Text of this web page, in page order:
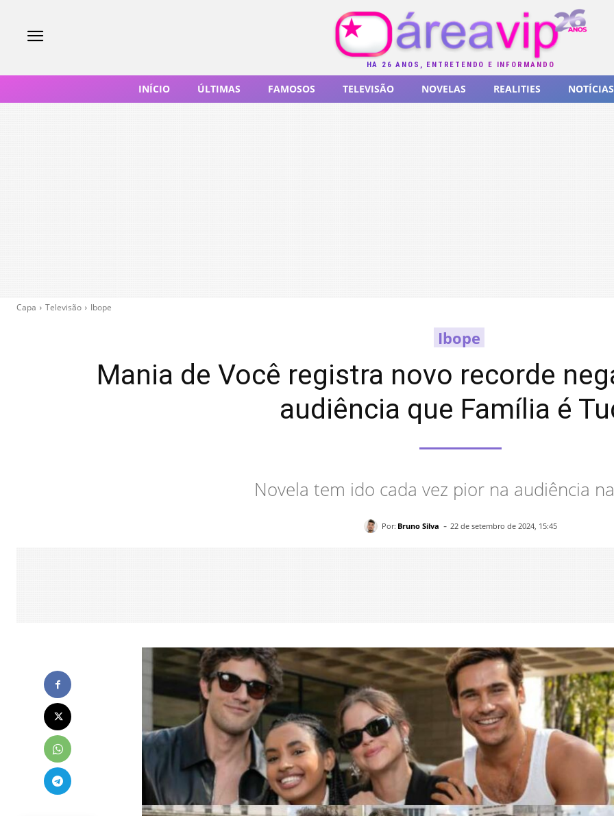
HÁ 26 ANOS, ENTRETENDO E INFORMANDO
INÍCIO ÚLTIMAS FAMOSOS TELEVISÃO NOVELAS REALITIES NOTÍCIAS
Capa Televisão Ibope
Ibope
Mania de Você registra novo recorde
audiência que Família é
Novela tem ido cada vez pior na audiência
Por: Bruno Silva - 22 de setembro de 2024, 15:45